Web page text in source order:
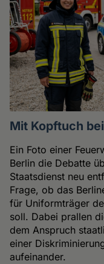
Mit Kopftuch
Ein Foto einer
Berlin die Debatte
Staatsdienst neu
Frage, ob das
für Uniformträger
soll. Dabei prallen
dem Anspruch
einer
aufeinander.